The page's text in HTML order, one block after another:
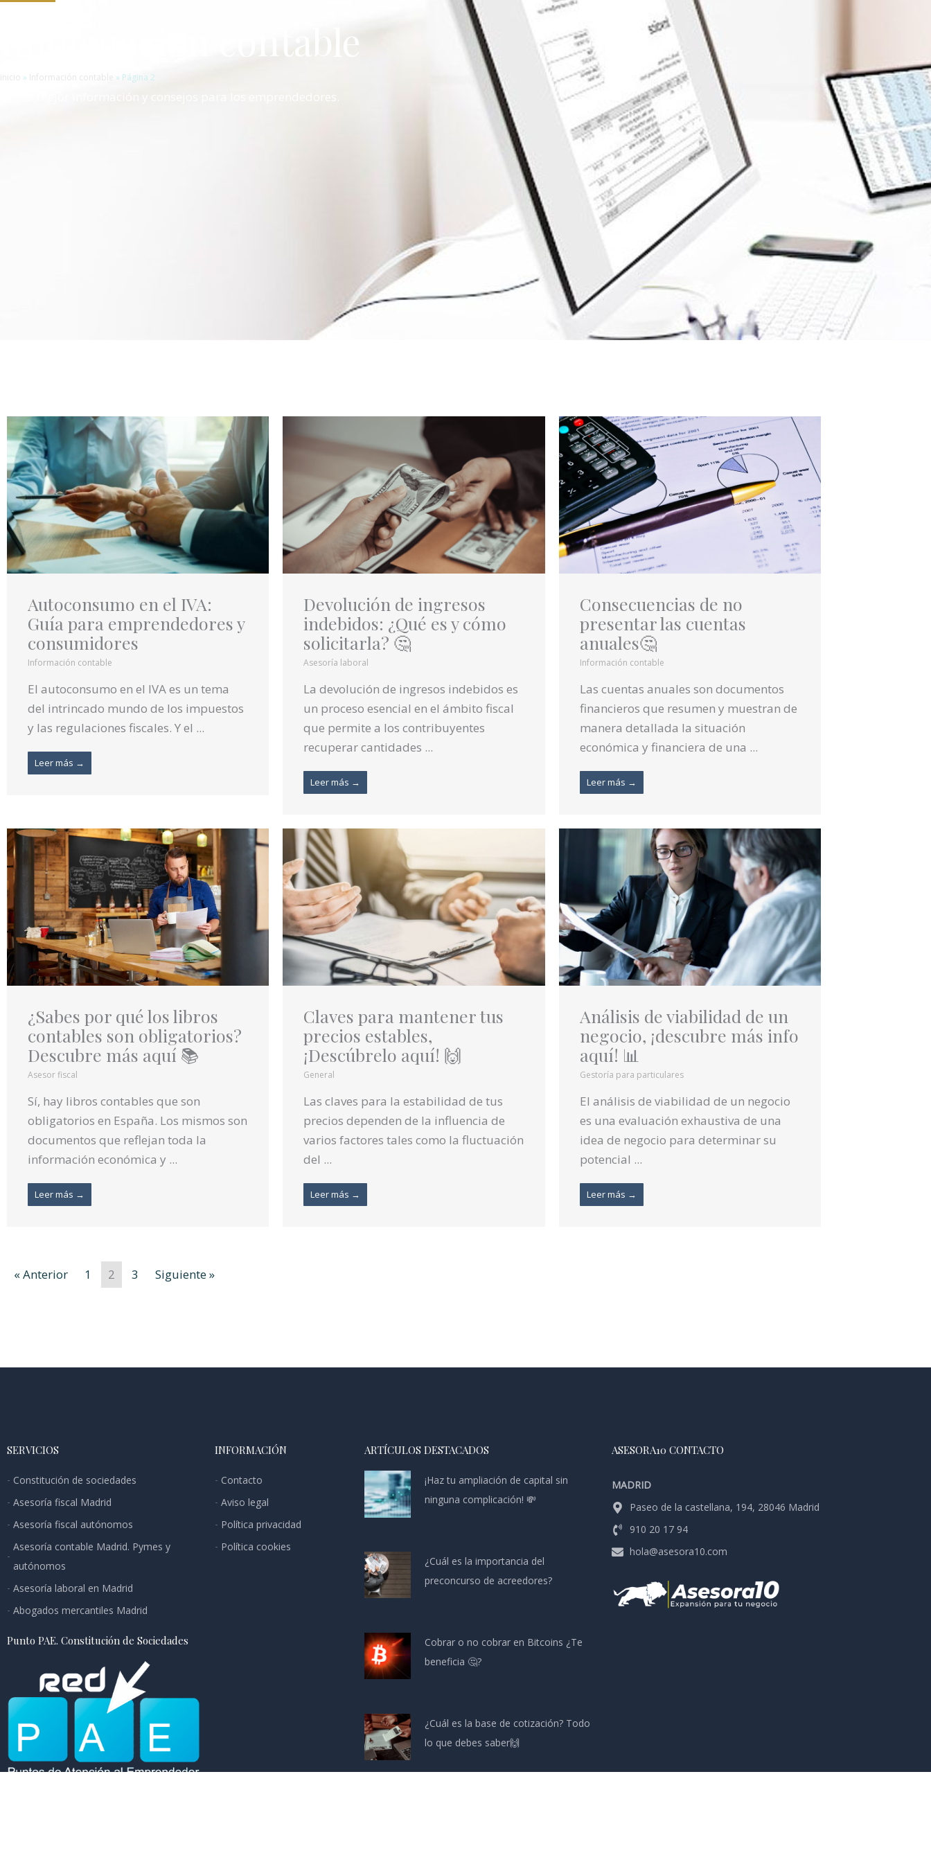
Información contable
inicio » Información contable » Página 2
Con la mejor información y consejos para los emprendedores.
Autoconsumo en el IVA:
Guía para emprendedores y
consumidores
Información contable
El autoconsumo en el IVA es un tema
del intrincado mundo de los impuestos
y las regulaciones fiscales. Y el ...
Leer más →
Devolución de ingresos
indebidos: ¿Qué es y cómo
solicitarla? 🤔
Asesoría laboral
La devolución de ingresos indebidos es
un proceso esencial en el ámbito fiscal
que permite a los contribuyentes
recuperar cantidades ...
Leer más →
Consecuencias de no
presentar las cuentas
anuales🤔
Información contable
Las cuentas anuales son documentos
financieros que resumen y muestran de
manera detallada la situación
económica y financiera de una ...
Leer más →
¿Sabes por qué los libros
contables son obligatorios?
Descubre más aquí 📚
Asesor fiscal
Sí, hay libros contables que son
obligatorios en España. Los mismos son
documentos que reflejan toda la
información económica y ...
Leer más →
Claves para mantener tus
precios estables,
¡Descúbrelo aquí! 🙌
General
Las claves para la estabilidad de tus
precios dependen de la influencia de
varios factores tales como la fluctuación
del ...
Leer más →
Análisis de viabilidad de un
negocio, ¡descubre más info
aquí! 📊
Gestoría para particulares
El análisis de viabilidad de un negocio
es una evaluación exhaustiva de una
idea de negocio para determinar su
potencial ...
Leer más →
« Anterior 1 2 3 Siguiente »
SERVICIOS
Constitución de sociedades
Asesoría fiscal Madrid
Asesoría fiscal autónomos
Asesoría contable Madrid. Pymes y
autónomos
Asesoría laboral en Madrid
Abogados mercantiles Madrid
Punto PAE. Constitución de Sociedades
INFORMACIÓN
Contacto
Aviso legal
Política privacidad
Política cookies
ARTÍCULOS DESTACADOS
¡Haz tu ampliación de capital sin
ninguna complicación! 💸
¿Cuál es la importancia del
preconcurso de acreedores?
Cobrar o no cobrar en Bitcoins ¿Te
beneficia 🤔?
¿Cuál es la base de cotización? Todo
lo que debes saber🙌
ASESORA10 CONTACTO
MADRID
Paseo de la castellana, 194, 28046 Madrid
910 20 17 94
hola@asesora10.com